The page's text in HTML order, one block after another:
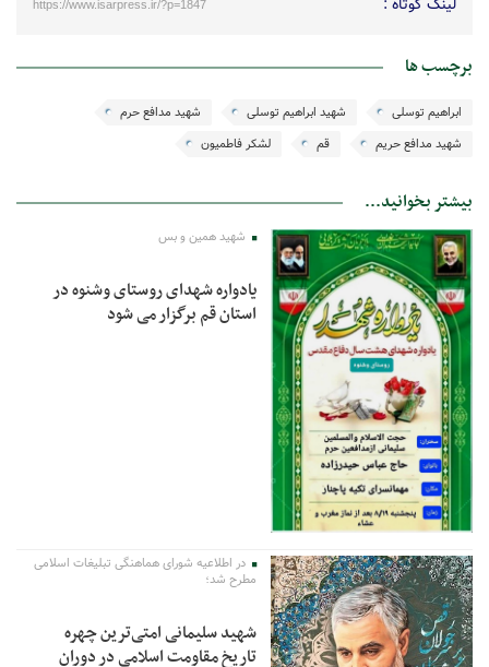
لینک کوتاه : https://www.isarpress.ir/?p=1847
برچسب ها
ابراهیم توسلی شهید ابراهیم توسلی
شهید مدافع حرم
شهید مدافع حریم
قم لشکر فاطمیون
بیشتر بخوانید...
شهید همین و بس
یادواره شهدای روستای وشنوه در
استان قم برگزار می شود
در اطلاعیه شورای هماهنگی تبلیغات اسلامی
مطرح شد؛
شهید سلیمانی امتی‌ترین چهره
تاریخ مقاومت اسلامی در دوران